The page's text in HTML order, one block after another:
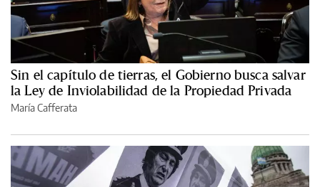
Sin el capítulo de tierras, el Gobierno busca salvar
la Ley de Inviolabilidad de la Propiedad Privada
María Cafferata